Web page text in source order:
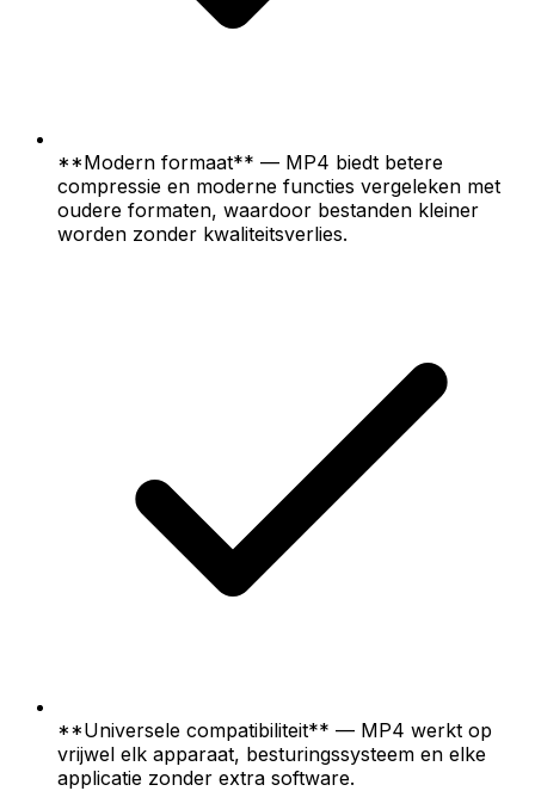
**Modern formaat** — MP4 biedt betere
compressie en moderne functies vergeleken met
oudere formaten, waardoor bestanden kleiner
worden zonder kwaliteitsverlies.
**Universele compatibiliteit** — MP4 werkt op
vrijwel elk apparaat, besturingssysteem en elke
applicatie zonder extra software.